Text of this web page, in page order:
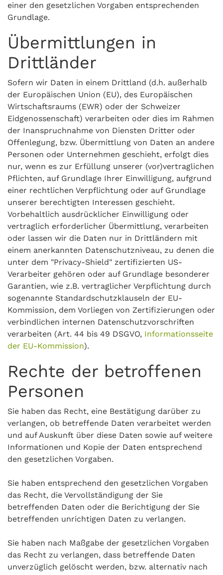
einer den gesetzlichen Vorgaben entsprechenden
Grundlage.
Übermittlungen in
Drittländer
Sofern wir Daten in einem Drittland (d.h. außerhalb
der Europäischen Union (EU), des Europäischen
Wirtschaftsraums (EWR) oder der Schweizer
Eidgenossenschaft) verarbeiten oder dies im Rahmen
der Inanspruchnahme von Diensten Dritter oder
Offenlegung, bzw. Übermittlung von Daten an andere
Personen oder Unternehmen geschieht, erfolgt dies
nur, wenn es zur Erfüllung unserer (vor)vertraglichen
Pflichten, auf Grundlage Ihrer Einwilligung, aufgrund
einer rechtlichen Verpflichtung oder auf Grundlage
unserer berechtigten Interessen geschieht.
Vorbehaltlich ausdrücklicher Einwilligung oder
vertraglich erforderlicher Übermittlung, verarbeiten
oder lassen wir die Daten nur in Drittländern mit
einem anerkannten Datenschutzniveau, zu denen die
unter dem "Privacy-Shield" zertifizierten US-
Verarbeiter gehören oder auf Grundlage besonderer
Garantien, wie z.B. vertraglicher Verpflichtung durch
sogenannte Standardschutzklauseln der EU-
Kommission, dem Vorliegen von Zertifizierungen oder
verbindlichen internen Datenschutzvorschriften
verarbeiten (Art. 44 bis 49 DSGVO, Informationsseite
der EU-Kommission).
Rechte der betroffenen
Personen
Sie haben das Recht, eine Bestätigung darüber zu
verlangen, ob betreffende Daten verarbeitet werden
und auf Auskunft über diese Daten sowie auf weitere
Informationen und Kopie der Daten entsprechend
den gesetzlichen Vorgaben.
Sie haben entsprechend den gesetzlichen Vorgaben
das Recht, die Vervollständigung der Sie
betreffenden Daten oder die Berichtigung der Sie
betreffenden unrichtigen Daten zu verlangen.
Sie haben nach Maßgabe der gesetzlichen Vorgaben
das Recht zu verlangen, dass betreffende Daten
unverzüglich gelöscht werden, bzw. alternativ nach